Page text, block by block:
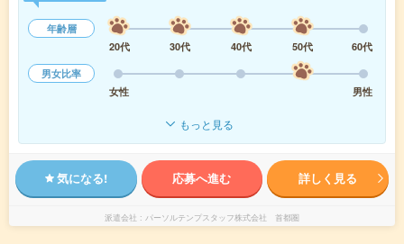
年齢層
20代
30代 40代 50代
60代
男女比率
女性
男性
もっと見る
気になる! 応募へ進む 詳しく見る
派遣会社 パーソルテンプスタッフ株式会社 首都圏